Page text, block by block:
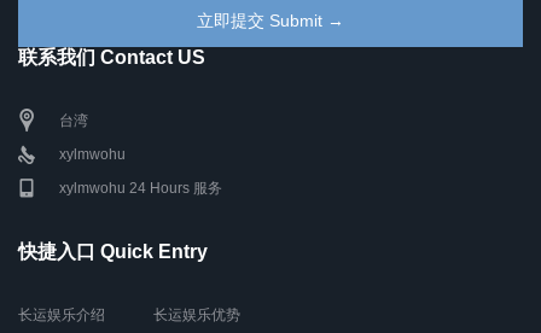
联系我们 Contact US
台湾
xylmwohu
xylmwohu 24 Hours 服务
快捷入口 Quick Entry
长运娱乐介绍 长运娱乐优势